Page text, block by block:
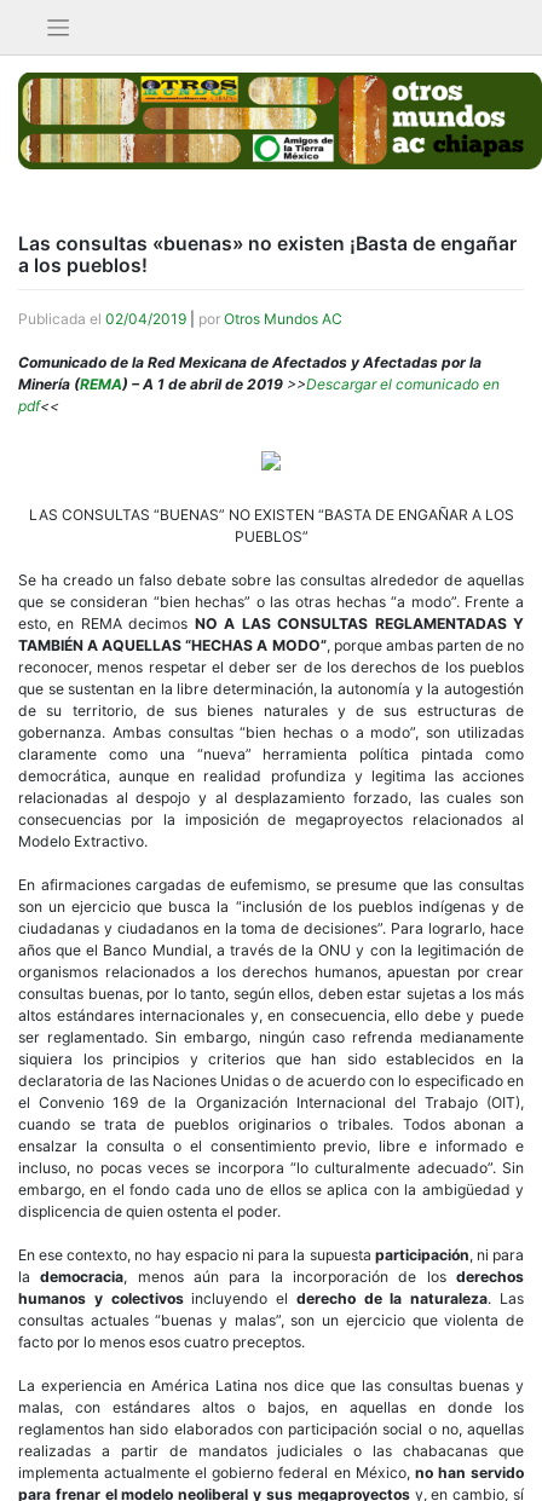
contenido
Las consultas «buenas» no existen ¡Basta de engañar
a los pueblos!
Publicada el 02/04/2019 por Otros Mundos AC
Comunicado de la Red Mexicana de Afectados y Afectadas por la
Minería (REMA) – A 1 de abril de 2019 >>Descargar el comunicado en
pdf<<
LAS CONSULTAS “BUENAS” NO EXISTEN “BASTA DE ENGAÑAR A LOS
PUEBLOS”
Se ha creado un falso debate sobre las consultas alrededor de aquellas
que se consideran “bien hechas” o las otras hechas “a modo”. Frente a
esto, en REMA decimos NO A LAS CONSULTAS REGLAMENTADAS Y
TAMBIÉN A AQUELLAS “HECHAS A MODO”, porque ambas parten de no
reconocer, menos respetar el deber ser de los derechos de los pueblos
que se sustentan en la libre determinación, la autonomía y la autogestión
de su territorio, de sus bienes naturales y de sus estructuras de
gobernanza. Ambas consultas “bien hechas o a modo”, son utilizadas
claramente como una “nueva” herramienta política pintada como
democrática, aunque en realidad profundiza y legitima las acciones
relacionadas al despojo y al desplazamiento forzado, las cuales son
consecuencias por la imposición de megaproyectos relacionados al
Modelo Extractivo.
En afirmaciones cargadas de eufemismo, se presume que las consultas
son un ejercicio que busca la “inclusión de los pueblos indígenas y de
ciudadanas y ciudadanos en la toma de decisiones”. Para lograrlo, hace
años que el Banco Mundial, a través de la ONU y con la legitimación de
organismos relacionados a los derechos humanos, apuestan por crear
consultas buenas, por lo tanto, según ellos, deben estar sujetas a los más
altos estándares internacionales y, en consecuencia, ello debe y puede
ser reglamentado. Sin embargo, ningún caso refrenda medianamente
siquiera los principios y criterios que han sido establecidos en la
declaratoria de las Naciones Unidas o de acuerdo con lo especificado en
el Convenio 169 de la Organización Internacional del Trabajo (OIT),
cuando se trata de pueblos originarios o tribales. Todos abonan a
ensalzar la consulta o el consentimiento previo, libre e informado e
incluso, no pocas veces se incorpora “lo culturalmente adecuado”. Sin
embargo, en el fondo cada uno de ellos se aplica con la ambigüedad y
displicencia de quien ostenta el poder.
En ese contexto, no hay espacio ni para la supuesta participación, ni para
lademocracia, menos aún para la incorporación de losderechos
humanos y colectivosincluyendo el derecho de la naturaleza. Las
consultas actuales “buenas y malas”, son un ejercicio que violenta de
facto por lo menos esos cuatro preceptos.
La experiencia en América Latina nos dice que las consultas buenas y
malas, con estándares altos o bajos, en aquellas en donde los
reglamentos han sido elaborados con participación social o no, aquellas
realizadas a partir de mandatos judiciales o las chabacanas que
implementa actualmente el gobierno federal en México, no han servido
para frenar el modelo neoliberal y sus megaproyectosy, en cambio, sí